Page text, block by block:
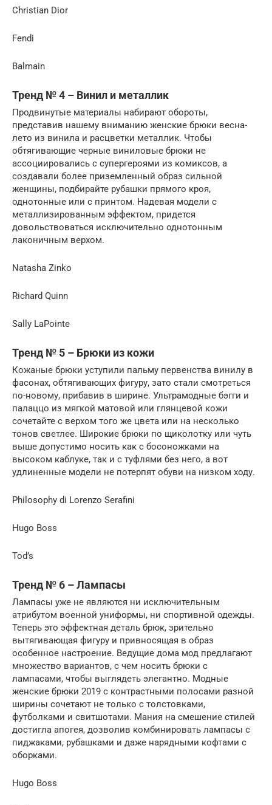
Christian Dior
Fendi
Balmain
Тренд № 4 – Винил и металлик
Продвинутые материалы набирают обороты,
представив нашему вниманию женские брюки весна-
лето из винила и расцветки металлик. Чтобы
обтягивающие черные виниловые брюки не
ассоциировались с супергероями из комиксов, а
создавали более приземленный образ сильной
женщины, подбирайте рубашки прямого кроя,
однотонные или с принтом. Надевая модели с
металлизированным эффектом, придется
довольствоваться исключительно однотонным
лаконичным верхом.
Natasha Zinko
Richard Quinn
Sally LaPointe
Тренд № 5 – Брюки из кожи
Кожаные брюки уступили пальму первенства винилу в
фасонах, обтягивающих фигуру, зато стали смотреться
по-новому, прибавив в ширине. Ультрамодные бэгги и
палаццо из мягкой матовой или глянцевой кожи
сочетайте с верхом того же цвета или на несколько
тонов светлее. Широкие брюки по щиколотку или чуть
выше допустимо носить как с босоножками на
высоком каблуке, так и с туфлями без него, а вот
удлиненные модели не потерпят обуви на низком ходу.
Philosophy di Lorenzo Serafini
Hugo Boss
Tod’s
Тренд № 6 – Лампасы
Лампасы уже не являются ни исключительным
атрибутом военной униформы, ни спортивной одежды.
Теперь это эффектная деталь брюк, зрительно
вытягивающая фигуру и привносящая в образ
особенное настроение. Ведущие дома мод предлагают
множество вариантов, с чем носить брюки с
лампасами, чтобы выглядеть элегантно. Модные
женские брюки 2019 с контрастными полосами разной
ширины сочетают не только с толстовками,
футболками и свитшотами. Мания на смешение стилей
достигла апогея, дозволив комбинировать лампасы с
пиджаками, рубашками и даже нарядными кофтами с
оборками.
Hugo Boss